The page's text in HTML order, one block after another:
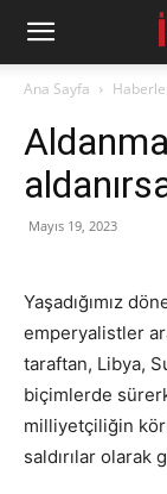
Ana Sayfa
Mayıs 19, 2023
Yaşadığımız
emperyalistler
taraftan, Libya,
biçimlerde
milliyetçiliğin
saldırılar olarak